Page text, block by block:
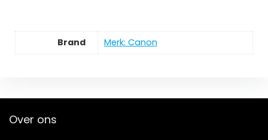
Brand Merk: Canon
Over ons